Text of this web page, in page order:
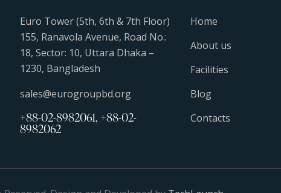
Euro Tower (5th, 6th & 7th Floor)
155, Ranavola Avenue, Road No.:
18, Sector: 10, Uttara Dhaka –
1230, Bangladesh
sales@eurogroupbd.org
+88-02-8982061, +88-02-
8982062
Home
About us
Facilities
Blog
Contacts